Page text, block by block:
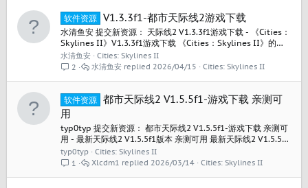
车、电动滑板车、自行车头盔...
软件资源 V1.3.3f1-都市天际线2游戏下载
水清鱼安 提交新资源： 天际线2 V1.3.3f1游戏下载 - 《Cities：
Skylines II》V1.3.3f1游戏下载 《Cities：Skylines II》的
v1.3.3f1版本 包含游戏本体英文更新日志、更新日志翻译与总结
在一个资源站上下载的，宣称是中文豪华版+全DLC，由于找不
水清鱼安
Cities: Skylines II
2
Cities: Skylines II
2026/04/15
水清鱼安
软件资源
都市天际线2 V1.5.5f1-游戏下载 亲测可
用
typ0typ 提交新资源： 都市天际线2 V1.5.5f1-游戏下载 亲测可
用 - 最新天际线2 V1.5.5f1版本 亲测可用 最新天际线2 V1.5.5f1
版本 亲测可用 最新天际线2 V1.5.5f1版本 亲测可用 最新天际线
2 V1.5.5f1版本 亲测可用 最新天际线2 V1.5.5f1版本 亲测可用
typ0typ
Cities: Skylines II
1
Cities: Skylines II
2026/03/14
Xlcdm1